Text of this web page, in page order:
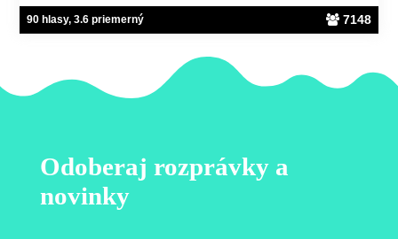
90 hlasy, 3.6 priemerný 7148
Odoberaj rozprávky a
novinky